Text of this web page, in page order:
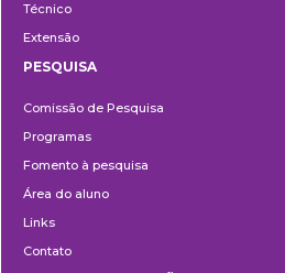
Técnico
Extensão
PESQUISA
Comissão de Pesquisa
Programas
Fomento à pesquisa
Área do aluno
Links
Contato